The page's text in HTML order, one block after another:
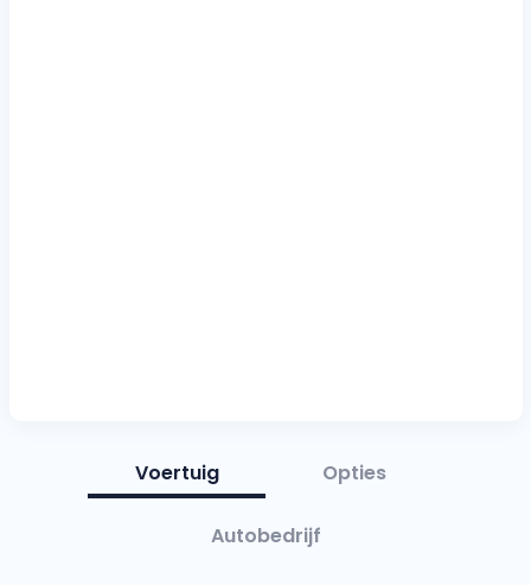
Voertuig Opties
Autobedrijf